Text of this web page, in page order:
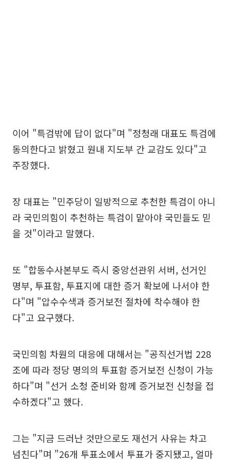
이어 "특검밖에 답이 없다"며 "정청래 대표도 특검에
동의한다고 밝혔고 원내 지도부 간 교감도 있다"고
주장했다.
장 대표는 "민주당이 일방적으로 추천한 특검이 아니
라 국민의힘이 추천하는 특검이 맡아야 국민들도 믿
을 것"이라고 말했다.
또 "합동수사본부도 즉시 중앙선관위 서버, 선거인
명부, 투표함, 투표지에 대한 증거 확보에 나서야 한
다"며 "압수수색과 증거보전 절차에 착수해야 한
다"고 요구했다.
국민의힘 차원의 대응에 대해서는 "공직선거법 228
조에 따라 정당 명의의 투표함 증거보전 신청이 가능
하다"며 "선거 소청 준비와 함께 증거보전 신청을 접
수하겠다"고 했다.
그는 "지금 드러난 것만으로도 재선거 사유는 차고
넘친다"며 "26개 투표소에서 투표가 중지됐고, 얼마